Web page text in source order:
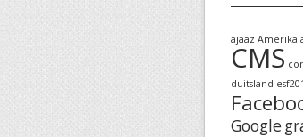
ajaaz Amerika
CMS
duitsland
Google